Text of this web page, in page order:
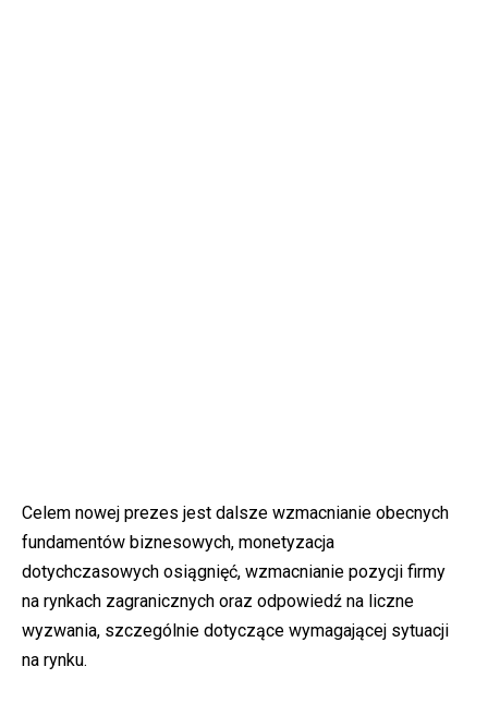
Celem nowej prezes jest dalsze wzmacnianie obecnych
fundamentów biznesowych, monetyzacja
dotychczasowych osiągnięć, wzmacnianie pozycji firmy
na rynkach zagranicznych oraz odpowiedź na liczne
wyzwania, szczególnie dotyczące wymagającej sytuacji
na rynku.